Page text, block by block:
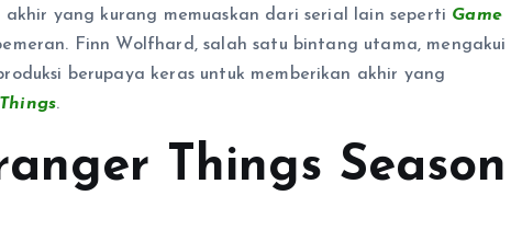
yang kurang memuaskan dari serial lain seperti Game
Finn Wolfhard, salah satu bintang utama, mengakui
berupaya keras untuk memberikan akhir yang
.
Things Season